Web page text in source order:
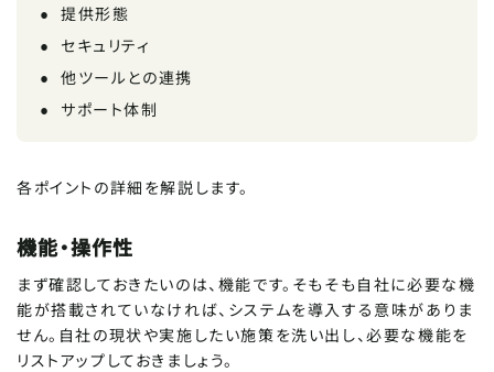
提供形態
セキュリティ
他ツールとの連携
サポート体制
各ポイントの詳細を解説します。
機能・操作性
まず確認しておきたいのは、機能です。そもそも自社に必要な機
能が搭載されていなければ、システムを導入する意味がありま
せん。自社の現状や実施したい施策を洗い出し、必要な機能を
リストアップしておきましょう。